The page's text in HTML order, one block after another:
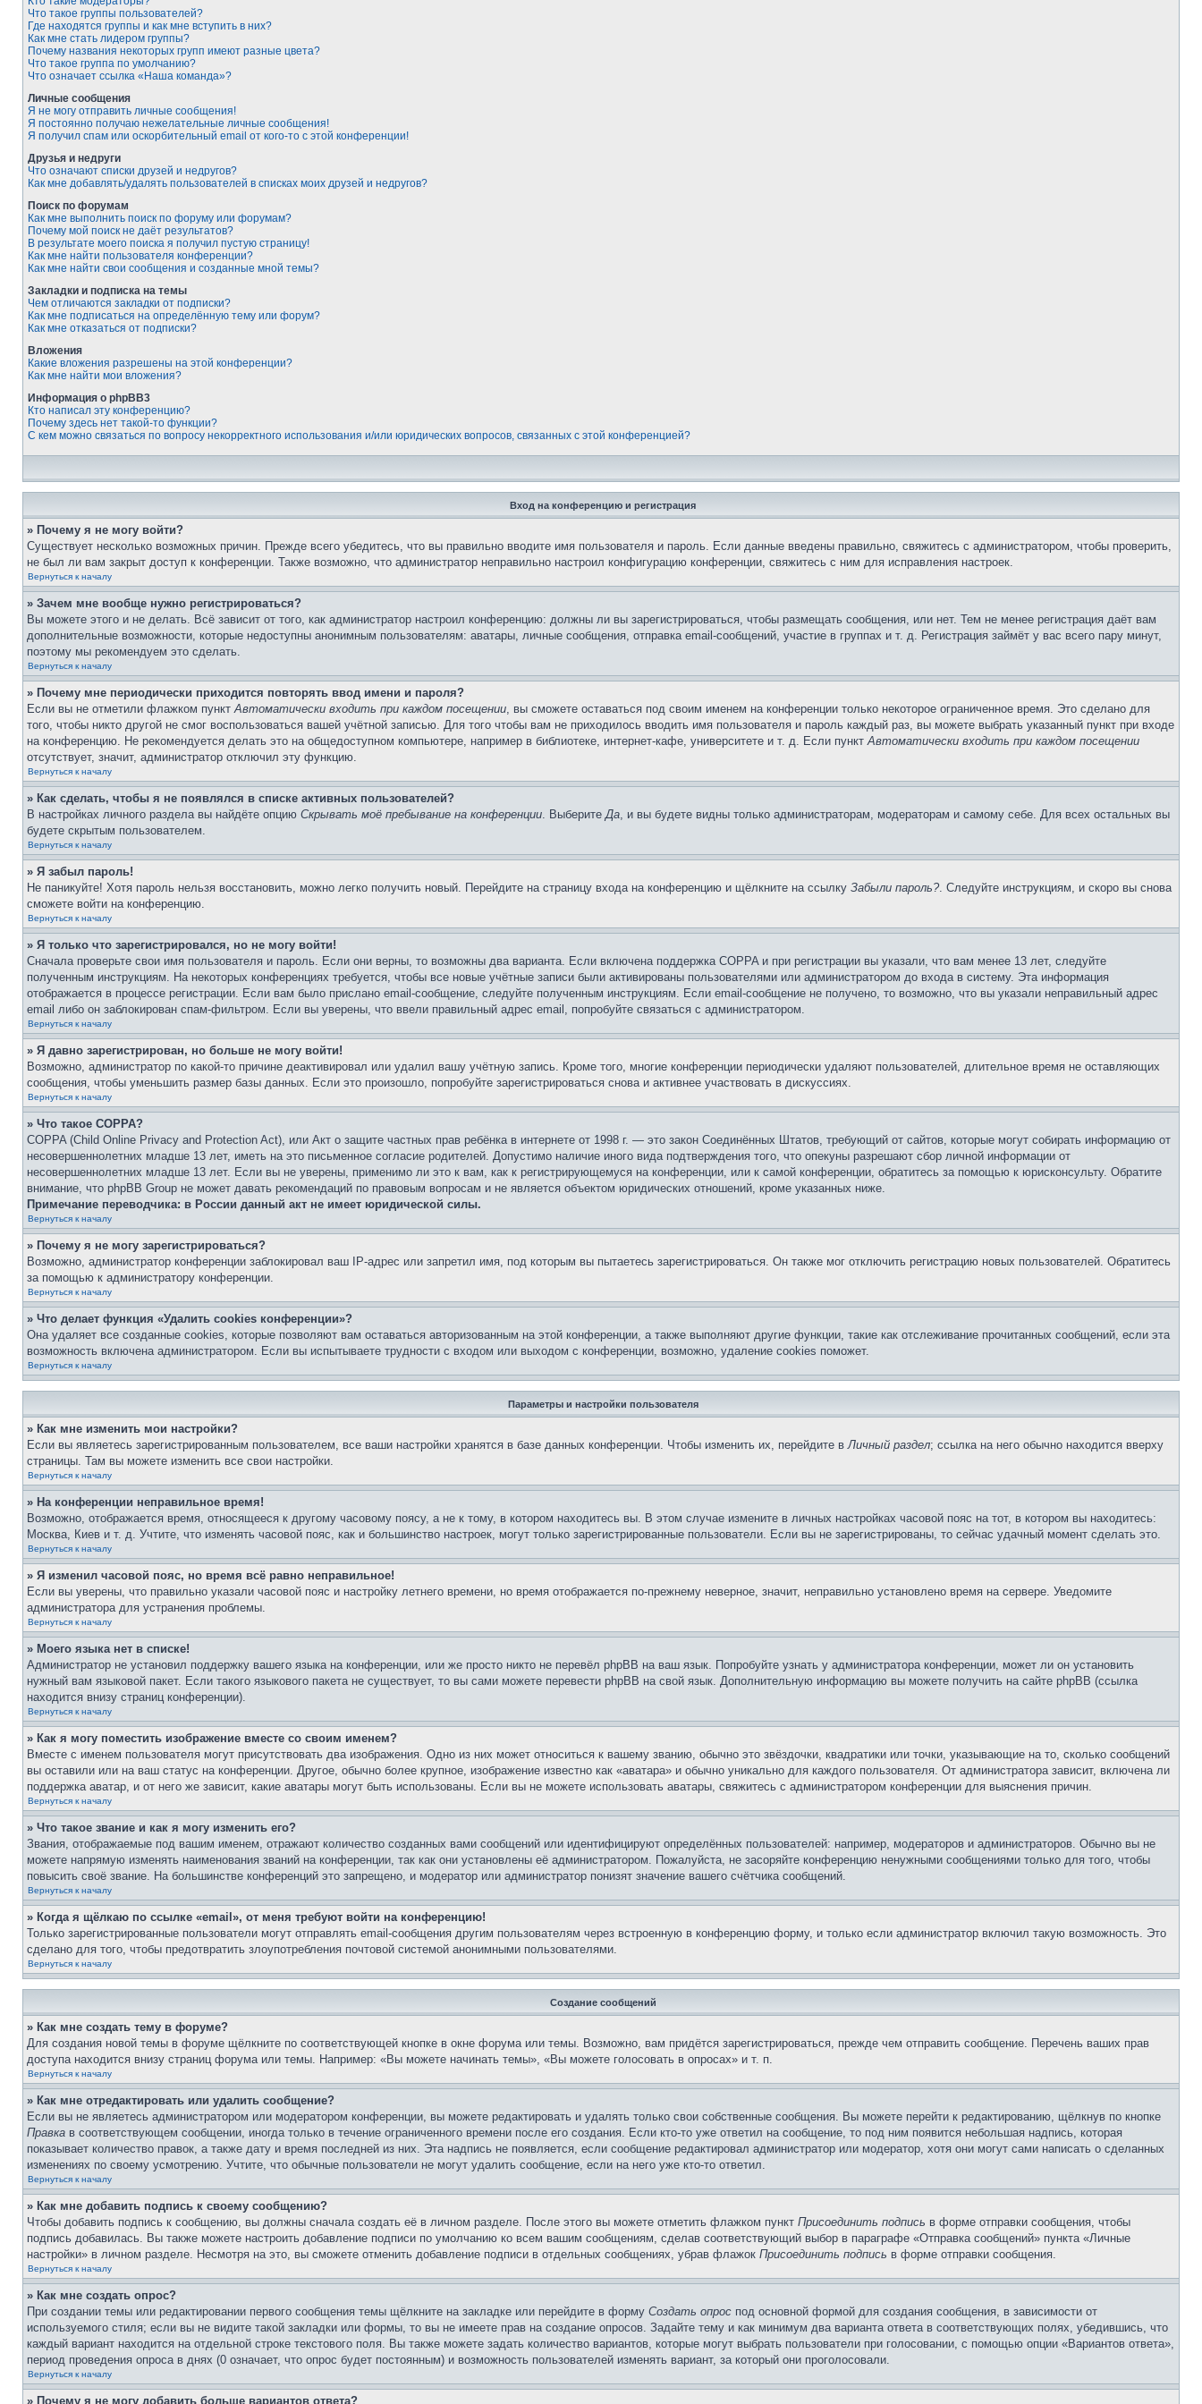
Что такое группы пользователей?
Где находятся группы и как мне вступить в них?
Как мне стать лидером группы?
Почему названия некоторых групп имеют разные цвета?
Что такое группа по умолчанию?
Что означает ссылка «Наша команда»?
Личные сообщения
Я не могу отправить личные сообщения!
Я постоянно получаю нежелательные личные сообщения!
Я получил спам или оскорбительный email от кого-то с этой конференции!
Друзья и недруги
Что означают списки друзей и недругов?
Как мне добавлять/удалять пользователей в списках моих друзей и недругов?
Поиск по форумам
Как мне выполнить поиск по форуму или форумам?
Почему мой поиск не даёт результатов?
В результате моего поиска я получил пустую страницу!
Как мне найти пользователя конференции?
Как мне найти свои сообщения и созданные мной темы?
Закладки и подписка на темы
Чем отличаются закладки от подписки?
Как мне подписаться на определённую тему или форум?
Как мне отказаться от подписки?
Вложения
Какие вложения разрешены на этой конференции?
Как мне найти мои вложения?
Информация о phpBB3
Кто написал эту конференцию?
Почему здесь нет такой-то функции?
С кем можно связаться по вопросу некорректного использования и/или юридических вопросов, связанных с этой конференцией?
Вход на конференцию и регистрация
» Почему я не могу войти?
Существует несколько возможных причин. Прежде всего убедитесь, что вы правильно вводите имя пользователя и пароль. Если данные введены правильно, свяжитесь с администратором, чтобы проверить,
не был ли вам закрыт доступ к конференции. Также возможно, что администратор неправильно настроил конфигурацию конференции, свяжитесь с ним для исправления настроек.
Вернуться к началу
» Зачем мне вообще нужно регистрироваться?
Вы можете этого и не делать. Всё зависит от того, как администратор настроил конференцию: должны ли вы зарегистрироваться, чтобы размещать сообщения, или нет. Тем не менее регистрация даёт вам
дополнительные возможности, которые недоступны анонимным пользователям: аватары, личные сообщения, отправка email-сообщений, участие в группах и т. д. Регистрация займёт у вас всего пару минут,
поэтому мы рекомендуем это сделать.
Вернуться к началу
» Почему мне периодически приходится повторять ввод имени и пароля?
Если вы не отметили флажком пунктАвтоматически входить при каждом посещении, вы сможете оставаться под своим именем на конференции только некоторое ограниченное время. Это сделано для
того, чтобы никто другой не смог воспользоваться вашей учётной записью. Для того чтобы вам не приходилось вводить имя пользователя и пароль каждый раз, вы можете выбрать указанный пункт при входе
на конференцию. Не рекомендуется делать это на общедоступном компьютере, например в библиотеке, интернет-кафе, университете и т. д. Если пунктАвтоматически входить при каждом посещении
отсутствует, значит, администратор отключил эту функцию.
Вернуться к началу
» Как сделать, чтобы я не появлялся в списке активных пользователей?
В настройках личного раздела вы найдёте опцию Скрывать моё пребывание на конференции. ВыберитеДа, и вы будете видны только администраторам, модераторам и самому себе. Для всех остальных вы
будете скрытым пользователем.
Вернуться к началу
» Я забыл пароль!
Не паникуйте! Хотя пароль нельзя восстановить, можно легко получить новый. Перейдите на страницу входа на конференцию и щёлкните на ссылку Забыли пароль?. Следуйте инструкциям, и скоро вы снова
сможете войти на конференцию.
Вернуться к началу
» Я только что зарегистрировался, но не могу войти!
Сначала проверьте свои имя пользователя и пароль. Если они верны, то возможны два варианта. Если включена поддержка COPPA и при регистрации вы указали, что вам менее 13 лет, следуйте
полученным инструкциям. На некоторых конференциях требуется, чтобы все новые учётные записи были активированы пользователями или администратором до входа в систему. Эта информация
отображается в процессе регистрации. Если вам было прислано email-сообщение, следуйте полученным инструкциям. Если email-сообщение не получено, то возможно, что вы указали неправильный адрес
email либо он заблокирован спам-фильтром. Если вы уверены, что ввели правильный адрес email, попробуйте связаться с администратором.
Вернуться к началу
» Я давно зарегистрирован, но больше не могу войти!
Возможно, администратор по какой-то причине деактивировал или удалил вашу учётную запись. Кроме того, многие конференции периодически удаляют пользователей, длительное время не оставляющих
сообщения, чтобы уменьшить размер базы данных. Если это произошло, попробуйте зарегистрироваться снова и активнее участвовать в дискуссиях.
Вернуться к началу
» Что такое COPPA?
COPPA (Child Online Privacy and Protection Act), или Акт о защите частных прав ребёнка в интернете от 1998 г. — это закон Соединённых Штатов, требующий от сайтов, которые могут собирать информацию от
несовершеннолетних младше 13 лет, иметь на это письменное согласие родителей. Допустимо наличие иного вида подтверждения того, что опекуны разрешают сбор личной информации от
несовершеннолетних младше 13 лет. Если вы не уверены, применимо ли это к вам, как к регистрирующемуся на конференции, или к самой конференции, обратитесь за помощью к юрисконсульту. Обратите
внимание, что phpBB Group не может давать рекомендаций по правовым вопросам и не является объектом юридических отношений, кроме указанных ниже.
Примечание переводчика: в России данный акт не имеет юридической силы.
Вернуться к началу
» Почему я не могу зарегистрироваться?
Возможно, администратор конференции заблокировал ваш IP-адрес или запретил имя, под которым вы пытаетесь зарегистрироваться. Он также мог отключить регистрацию новых пользователей. Обратитесь
за помощью к администратору конференции.
Вернуться к началу
» Что делает функция «Удалить cookies конференции»?
Она удаляет все созданные cookies, которые позволяют вам оставаться авторизованным на этой конференции, а также выполняют другие функции, такие как отслеживание прочитанных сообщений, если эта
возможность включена администратором. Если вы испытываете трудности с входом или выходом с конференции, возможно, удаление cookies поможет.
Вернуться к началу
Параметры и настройки пользователя
» Как мне изменить мои настройки?
Если вы являетесь зарегистрированным пользователем, все ваши настройки хранятся в базе данных конференции. Чтобы изменить их, перейдите вЛичный раздел; ссылка на него обычно находится вверху
страницы. Там вы можете изменить все свои настройки.
Вернуться к началу
» На конференции неправильное время!
Возможно, отображается время, относящееся к другому часовому поясу, а не к тому, в котором находитесь вы. В этом случае измените в личных настройках часовой пояс на тот, в котором вы находитесь:
Москва, Киев и т. д. Учтите, что изменять часовой пояс, как и большинство настроек, могут только зарегистрированные пользователи. Если вы не зарегистрированы, то сейчас удачный момент сделать это.
Вернуться к началу
» Я изменил часовой пояс, но время всё равно неправильное!
Если вы уверены, что правильно указали часовой пояс и настройку летнего времени, но время отображается по-прежнему неверное, значит, неправильно установлено время на сервере. Уведомите
администратора для устранения проблемы.
Вернуться к началу
» Моего языка нет в списке!
Администратор не установил поддержку вашего языка на конференции, или же просто никто не перевёл phpBB на ваш язык. Попробуйте узнать у администратора конференции, может ли он установить
нужный вам языковой пакет. Если такого языкового пакета не существует, то вы сами можете перевести phpBB на свой язык. Дополнительную информацию вы можете получить на сайте phpBB (ссылка
находится внизу страниц конференции).
Вернуться к началу
» Как я могу поместить изображение вместе со своим именем?
Вместе с именем пользователя могут присутствовать два изображения. Одно из них может относиться к вашему званию, обычно это звёздочки, квадратики или точки, указывающие на то, сколько сообщений
вы оставили или на ваш статус на конференции. Другое, обычно более крупное, изображение известно как «аватара» и обычно уникально для каждого пользователя. От администратора зависит, включена ли
поддержка аватар, и от него же зависит, какие аватары могут быть использованы. Если вы не можете использовать аватары, свяжитесь с администратором конференции для выяснения причин.
Вернуться к началу
» Что такое звание и как я могу изменить его?
Звания, отображаемые под вашим именем, отражают количество созданных вами сообщений или идентифицируют определённых пользователей: например, модераторов и администраторов. Обычно вы не
можете напрямую изменять наименования званий на конференции, так как они установлены её администратором. Пожалуйста, не засоряйте конференцию ненужными сообщениями только для того, чтобы
повысить своё звание. На большинстве конференций это запрещено, и модератор или администратор понизят значение вашего счётчика сообщений.
Вернуться к началу
» Когда я щёлкаю по ссылке «email», от меня требуют войти на конференцию!
Только зарегистрированные пользователи могут отправлять email-сообщения другим пользователям через встроенную в конференцию форму, и только если администратор включил такую возможность. Это
сделано для того, чтобы предотвратить злоупотребления почтовой системой анонимными пользователями.
Вернуться к началу
Создание сообщений
» Как мне создать тему в форуме?
Для создания новой темы в форуме щёлкните по соответствующей кнопке в окне форума или темы. Возможно, вам придётся зарегистрироваться, прежде чем отправить сообщение. Перечень ваших прав
доступа находится внизу страниц форума или темы. Например: «Вы можете начинать темы», «Вы можете голосовать в опросах» и т. п.
Вернуться к началу
» Как мне отредактировать или удалить сообщение?
Если вы не являетесь администратором или модератором конференции, вы можете редактировать и удалять только свои собственные сообщения. Вы можете перейти к редактированию, щёлкнув по кнопке
Правка в соответствующем сообщении, иногда только в течение ограниченного времени после его создания. Если кто-то уже ответил на сообщение, то под ним появится небольшая надпись, которая
показывает количество правок, а также дату и время последней из них. Эта надпись не появляется, если сообщение редактировал администратор или модератор, хотя они могут сами написать о сделанных
изменениях по своему усмотрению. Учтите, что обычные пользователи не могут удалить сообщение, если на него уже кто-то ответил.
Вернуться к началу
» Как мне добавить подпись к своему сообщению?
Чтобы добавить подпись к сообщению, вы должны сначала создать её в личном разделе. После этого вы можете отметить флажком пункт Присоединить подпись в форме отправки сообщения, чтобы
подпись добавилась. Вы также можете настроить добавление подписи по умолчанию ко всем вашим сообщениям, сделав соответствующий выбор в параграфе «Отправка сообщений» пункта «Личные
настройки» в личном разделе. Несмотря на это, вы сможете отменить добавление подписи в отдельных сообщениях, убрав флажок Присоединить подпись в форме отправки сообщения.
Вернуться к началу
» Как мне создать опрос?
При создании темы или редактировании первого сообщения темы щёлкните на закладке или перейдите в форму Создать опрос под основной формой для создания сообщения, в зависимости от
используемого стиля; если вы не видите такой закладки или формы, то вы не имеете прав на создание опросов. Задайте тему и как минимум два варианта ответа в соответствующих полях, убедившись, что
каждый вариант находится на отдельной строке текстового поля. Вы также можете задать количество вариантов, которые могут выбрать пользователи при голосовании, с помощью опции «Вариантов ответа»,
период проведения опроса в днях (0 означает, что опрос будет постоянным) и возможность пользователей изменять вариант, за который они проголосовали.
Вернуться к началу
» Почему я не могу добавить больше вариантов ответа?